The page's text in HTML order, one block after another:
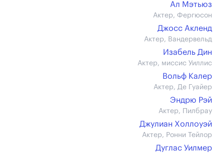
Ал Мэтьюз
Актер, Фергюсон
Джосс Акленд
Актер, Вандервельд
Изабель Дин
Актер, миссис Уиллис
Вольф Калер
Актер, Де Гуайер
Эндрю Рэй
Актер, Пилбрау
Джулиан Холлоуэй
Актер, Ронни Тейлор
Дуглас Уилмер